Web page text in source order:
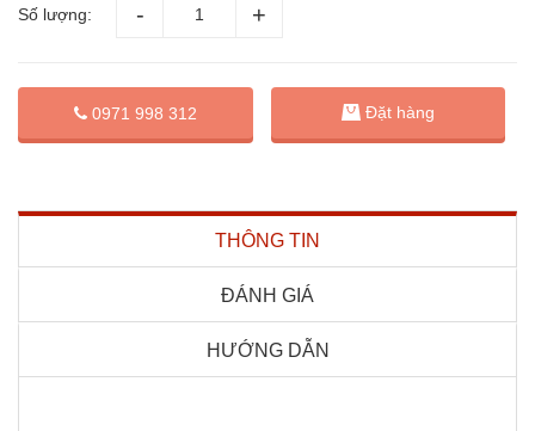
Số lượng:
0971 998 312 Đặt hàng
THÔNG TIN
ĐÁNH GIÁ
HƯỚNG DẪN